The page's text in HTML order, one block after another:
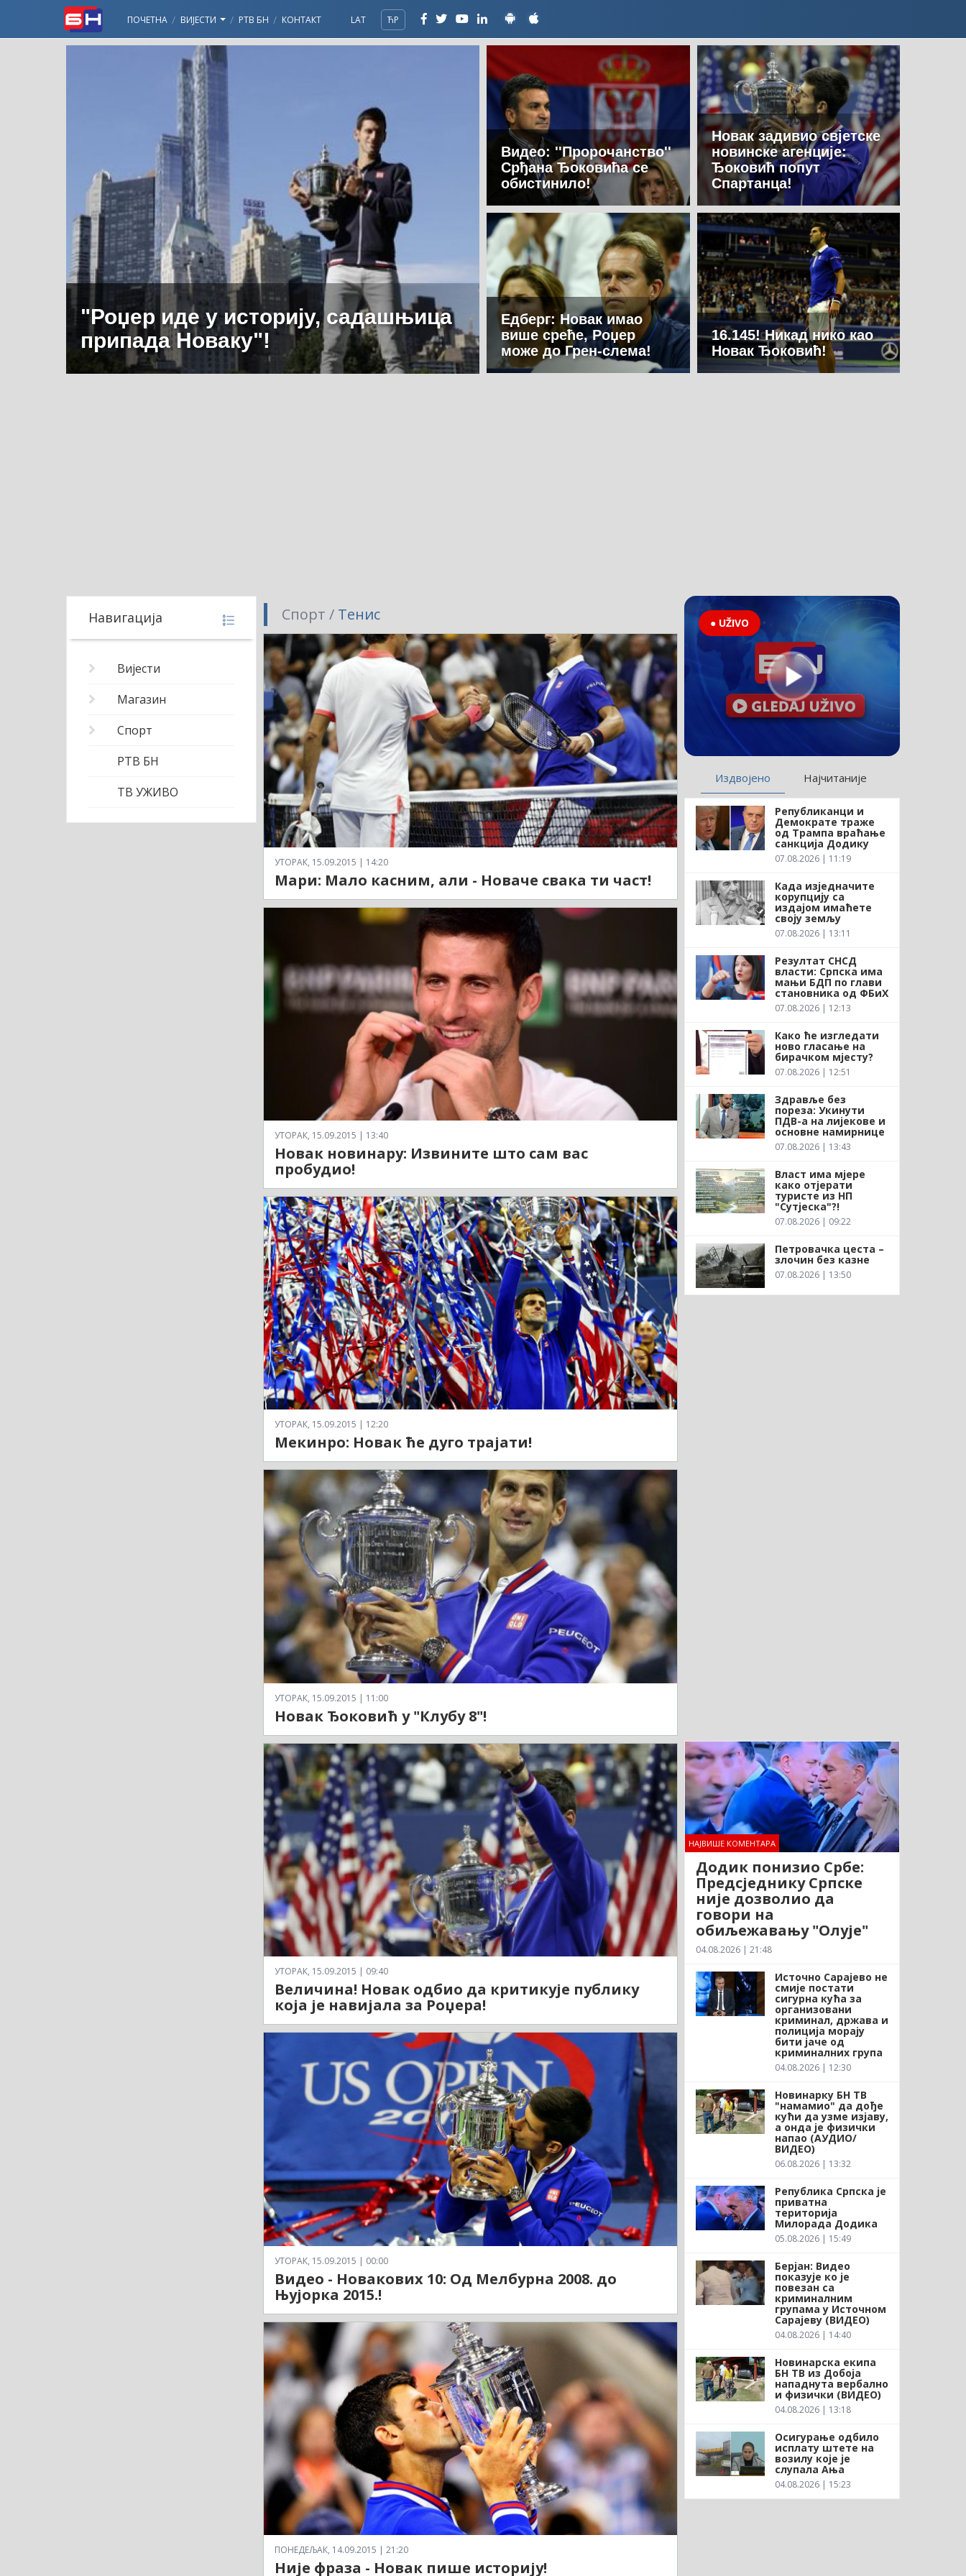
ПОЧЕТНА ВИЈЕСТИ РТВ БН КОНТАКТ LAT ЋР
"Роџер иде у историју, садашњица
припада Новаку"!
Видео: ''Пророчанство''
Срђана Ђоковића се
обистинило!
Новак задивио свјетске
новинске агенције:
Ђоковић попут
Спартанца!
Едберг: Новак имао
више среће, Роџер
може до Грен-слема!
16.145! Никад нико као
Новак Ђоковић!
Навигација
Вијести
Магазин
Спорт
РТВ БН
ТВ УЖИВО
Спорт / Тенис
УТОРАК, 15.09.2015 | 14:20
Мари: Мало касним, али - Новаче свака ти част!
УТОРАК, 15.09.2015 | 13:40
Новак новинару: Извините што сам вас
пробудио!
УТОРАК, 15.09.2015 | 12:20
Мекинро: Новак ће дуго трајати!
УТОРАК, 15.09.2015 | 11:00
Новак Ђоковић у "Клубу 8"!
УТОРАК, 15.09.2015 | 09:40
Величина! Новак одбио да критикује публику
која је навијала за Роџера!
УТОРАК, 15.09.2015 | 00:00
Видео - Новакових 10: Од Мелбурна 2008. до
Њујорка 2015.!
ПОНЕДЕЉАК, 14.09.2015 | 21:20
Није фраза - Новак пише историју!
● UŽIVO
Издвојено Најчитаније
Републиканци и
Демократе траже
од Трампа враћање
санкција Додику
07.08.2026 | 11:19
Када изједначите
корупцију са
издајом имаћете
своју земљу
07.08.2026 | 13:11
Резултат СНСД
власти: Српска има
мањи БДП по глави
становника од ФБиХ
07.08.2026 | 12:13
Како ће изгледати
ново гласање на
бирачком мјесту?
07.08.2026 | 12:51
Здравље без
пореза: Укинути
ПДВ-а на лијекове и
основне намирнице
07.08.2026 | 13:43
Власт има мјере
како отјерати
туристе из НП
"Сутјеска"?!
07.08.2026 | 09:22
Петровачка цеста –
злочин без казне
07.08.2026 | 13:50
НАЈВИШЕ КОМЕНТАРА
Додик понизио Србе:
Предсједнику Српске
није дозволио да
говори на
обиљежавању "Олује"
04.08.2026 | 21:48
Источно Сарајево не
смије постати
сигурна кућа за
организовани
криминал, држава и
полиција морају
бити јаче од
криминалних група
04.08.2026 | 12:30
Новинарку БН ТВ
"намамио" да дође
кући да узме изјаву,
а онда је физички
напао (АУДИО/
ВИДЕО)
06.08.2026 | 13:32
Република Српска је
приватна
територија
Милорада Додика
05.08.2026 | 15:49
Берјан: Видео
показује ко је
повезан са
криминалним
групама у Источном
Сарајеву (ВИДЕО)
04.08.2026 | 14:40
Новинарска екипа
БН ТВ из Добоја
нападнута вербално
и физички (ВИДЕО)
04.08.2026 | 13:18
Осигурање одбило
исплату штете на
возилу које је
слупала Ања
04.08.2026 | 15:23